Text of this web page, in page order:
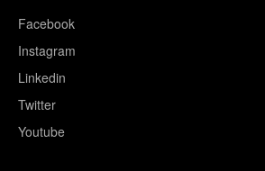
Facebook
Instagram
Linkedin
Twitter
Youtube